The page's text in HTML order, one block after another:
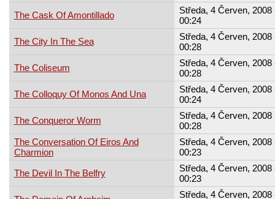
The Cask Of Amontillado
Středa, 4 Červen, 2008
00:24
The City In The Sea
Středa, 4 Červen, 2008
00:28
The Coliseum
Středa, 4 Červen, 2008
00:28
The Colloquy Of Monos And Una
Středa, 4 Červen, 2008
00:24
The Conqueror Worm
Středa, 4 Červen, 2008
00:28
The Conversation Of Eiros And
Charmion
Středa, 4 Červen, 2008
00:23
The Devil In The Belfry
Středa, 4 Červen, 2008
00:23
Středa, 4 Červen, 2008